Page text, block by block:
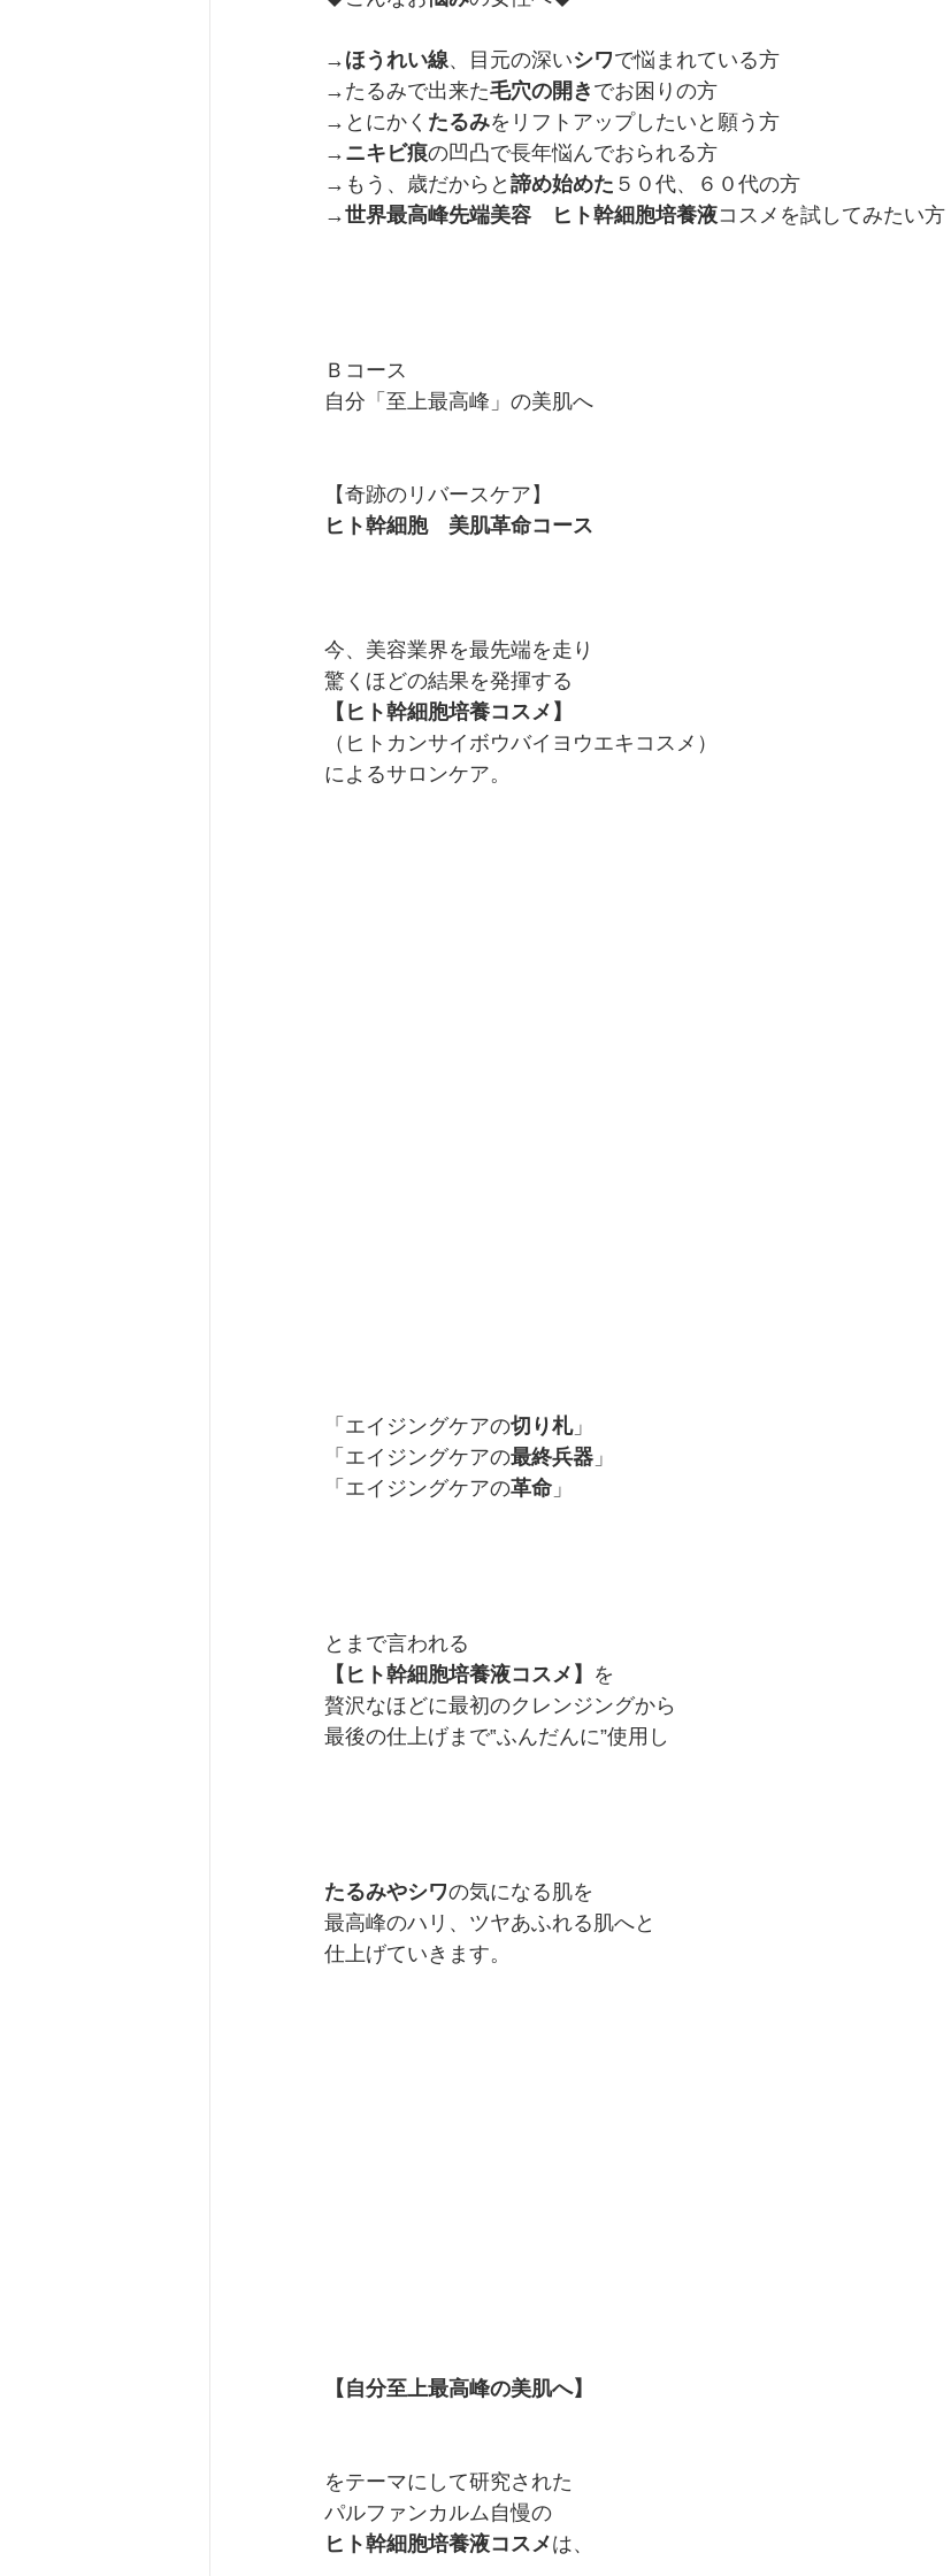
→ ほうれい線、目元の深いシワで悩まれている方
→たるみで出来た毛穴の開き でお困りの方
→とにかく たるみをリフトアップしたいと願う方
→ ニキビ痕の凹凸で長年悩んでおられる方
→もう、歳だからと 諦め始めた ５０代、６０代の方
→世界最高峰先端美容　ヒト幹細胞培養液コスメを試してみたい方
Ｂコース
自分「至上最高峰」の美肌へ
【奇跡のリバースケア】
ヒト幹細胞　美肌革命コース
今、美容業界を最先端を走り
驚くほどの結果を発揮する
【ヒト幹細胞培養コスメ】
（ヒトカンサイボウバイヨウエキコスメ）
によるサロンケア。
「エイジングケアの切り札」
「エイジングケアの最終兵器 」
「エイジングケアの革命 」
とまで言われる
【ヒト幹細胞培養液コスメ】 を
贅沢なほどに最初のクレンジングから
最後の仕上げまで‟ふんだんに”使用し
たるみやシワの気になる肌を
最高峰のハリ、ツヤあふれる肌へと
仕上げていきます。
【自分至上最高峰の美肌へ】
をテーマにして研究された
パルファンカルム自慢の
ヒト幹細胞培養液コスメは、